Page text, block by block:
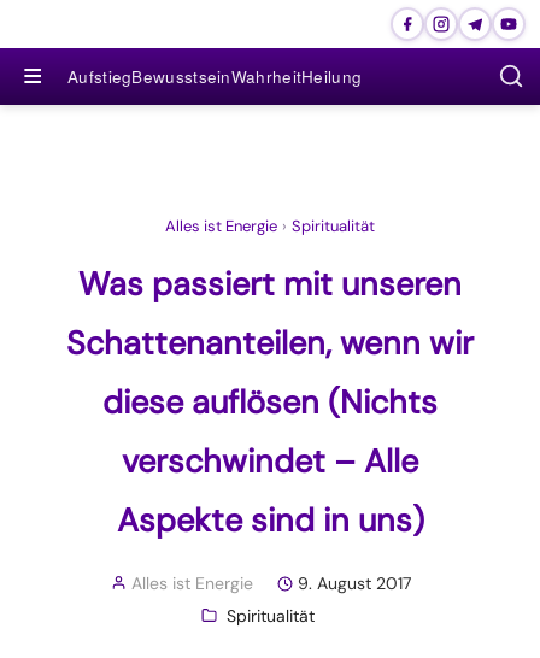
≡ AufstiegBewusstseinWahrheitHeilung
Alles ist Energie › Spiritualität
Was passiert mit unseren
Schattenanteilen, wenn wir
diese auflösen (Nichts
verschwindet – Alle
Aspekte sind in uns)
Alles ist Energie
9. August 2017
Spiritualität